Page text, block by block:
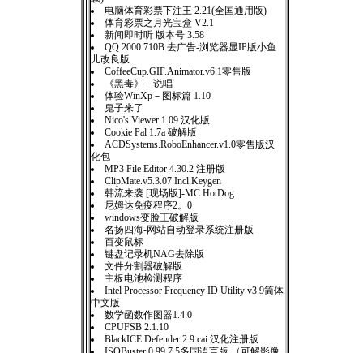
电脑体育彩票下注王 2.21(全国通用版)
体育彩票之月光宝盒 V2.1
新闻即时听 版本号 3.58
QQ 2000 710B 去广告-浏览器显IP版小鱼
儿改良版
CoffeeCup.GIF.Animator.v6.1零售版
《黑毒》－说唱
体验WinXp－图标篇 1.10
鬼子来了
Nico's Viewer 1.09 汉化版
Cookie Pal 1.7a 破解版
ACDSystems.RoboEnhancer.v1.0零售版汉
化包
MP3 File Editor 4.30.2 注册版
ClipMate.v5.3.07.Incl.Keygen
韩流来袭 [现场版]-MC HotDog
尼姆达免疫程序2。0
windows变脸王破解版
名扬四海-网站自动登录系统注册版
百变鼠标
键盘记录机NAG去除版
文件分割器破解版
主板电池检测程序
Intel Processor Frequency ID Utility v3.9简体
中文版
数学函数作图器1.4.0
CPUFSB 2.1.10
BlackICE Defender 2.9.cai 汉化注册版